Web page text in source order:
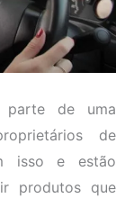
parte de uma
de
isso e estão
produtos que